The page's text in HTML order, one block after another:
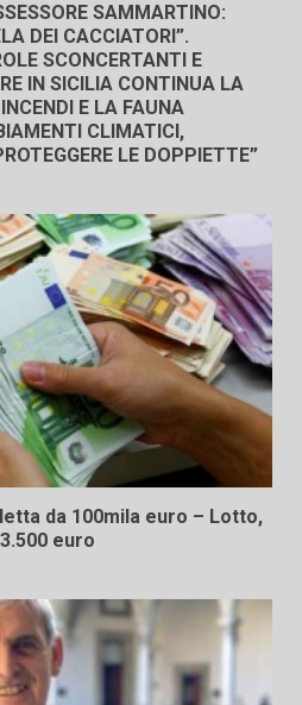
SAMMARTINO:
DEI CACCIATORI”.
SCONCERTANTI E
IN SICILIA CONTINUA LA
E LA FAUNA
CLIMATICI,
LE DOPPIETTE”
da 100mila euro – Lotto,
euro